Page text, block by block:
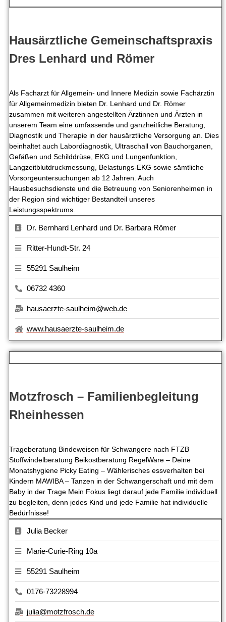
Hausärztliche Gemeinschaftspraxis
Dres Lenhard und Römer
Als Facharzt für Allgemein- und Innere Medizin sowie Fachärztin
für Allgemeinmedizin bieten Dr. Lenhard und Dr. Römer
zusammen mit weiteren angestellten Ärztinnen und Ärzten in
unserem Team eine umfassende und ganzheitliche Beratung,
Diagnostik und Therapie in der hausärztliche Versorgung an. Dies
beinhaltet auch Labordiagnostik, Ultraschall von Bauchorganen,
Gefäßen und Schilddrüse, EKG und Lungenfunktion,
Langzeitblutdruckmessung, Belastungs-EKG sowie sämtliche
Vorsorgeuntersuchungen ab 12 Jahren. Auch
Hausbesuchsdienste und die Betreuung von Seniorenheimen in
der Region sind wichtiger Bestandteil unseres
Leistungsspektrums.
Dr. Bernhard Lenhard und Dr. Barbara Römer
Ritter-Hundt-Str. 24
55291 Saulheim
06732 4360
hausaerzte-saulheim@web.de
www.hausaerzte-saulheim.de
Motzfrosch – Familienbegleitung
Rheinhessen
Trageberatung Bindeweisen für Schwangere nach FTZB
Stoffwindelberatung Beikostberatung RegelWare – Deine
Monatshygiene Picky Eating – Wählerisches essverhalten bei
Kindern MAWIBA – Tanzen in der Schwangerschaft und mit dem
Baby in der Trage Mein Fokus liegt darauf jede Familie individuell
zu begleiten, denn jedes Kind und jede Familie hat individuelle
Bedürfnisse!
Julia Becker
Marie-Curie-Ring 10a
55291 Saulheim
0176-73228994
julia@motzfrosch.de